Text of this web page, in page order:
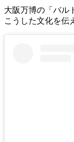
大阪万博の「バル
こうした文化を伝